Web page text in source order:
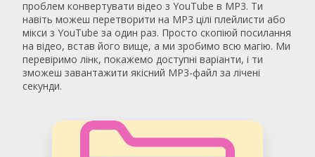
проблем конвертувати відео з YouTube в MP3. Ти
навіть можеш перетворити на MP3 цілі плейлисти або
мікси з YouTube за один раз. Просто скопіюй посилання
на відео, встав його вище, а ми зробимо всю магію. Ми
перевіримо лінк, покажемо доступні варіанти, і ти
зможеш завантажити якісний MP3-файл за лічені
секунди.